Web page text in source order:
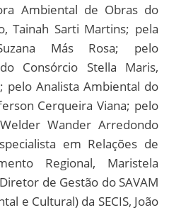
Ambiental de Obras do
Tainah Sarti Martins; pela
Más Rosa; pelo
Consórcio Stella Maris,
pelo Analista Ambiental do
Cerqueira Viana; pelo
Wander Arredondo
em Relações de
Regional, Maristela
de Gestão do SAVAM
e Cultural) da SECIS, João